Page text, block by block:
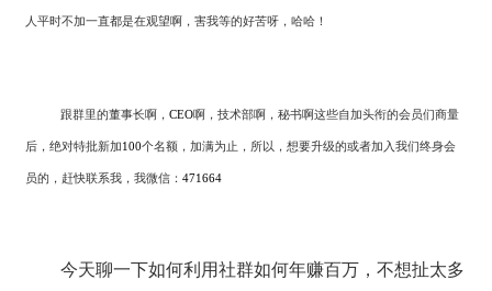
人平时不加一直都是在观望啊，害我等的好苦呀，哈哈！
跟群里的董事长啊， CEO啊，技术部啊，秘书啊这些自加头衔的会员们商量
后，绝对特批新加100个名额，加满为止，所以，想要升级的或者加入我们终身会
员的，赶快联系我，我微信： 471664
今天聊一下如何利用社群如何年赚百万，不想扯太多